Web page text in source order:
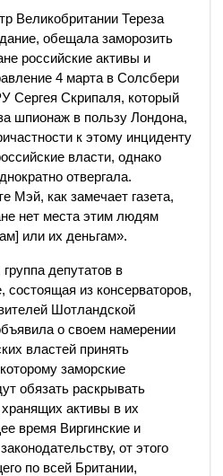
Великобритании Тереза
обещала заморозить
российские активы и
4 марта в Солсбери
Сергея Скрипаля, который
шпионаж в пользу Лондона,
к этому инциденту
власти, однако
отвергала.
Мэй, как замечает газета,
нет места этим людям
или их деньгам».​
депутатов в
состоящая из консерваторов,
Шотландской
о своем намерении
властей принять
заморские
обязать раскрывать
активы в их
время Виргинские и
от этого
по всей Британии,